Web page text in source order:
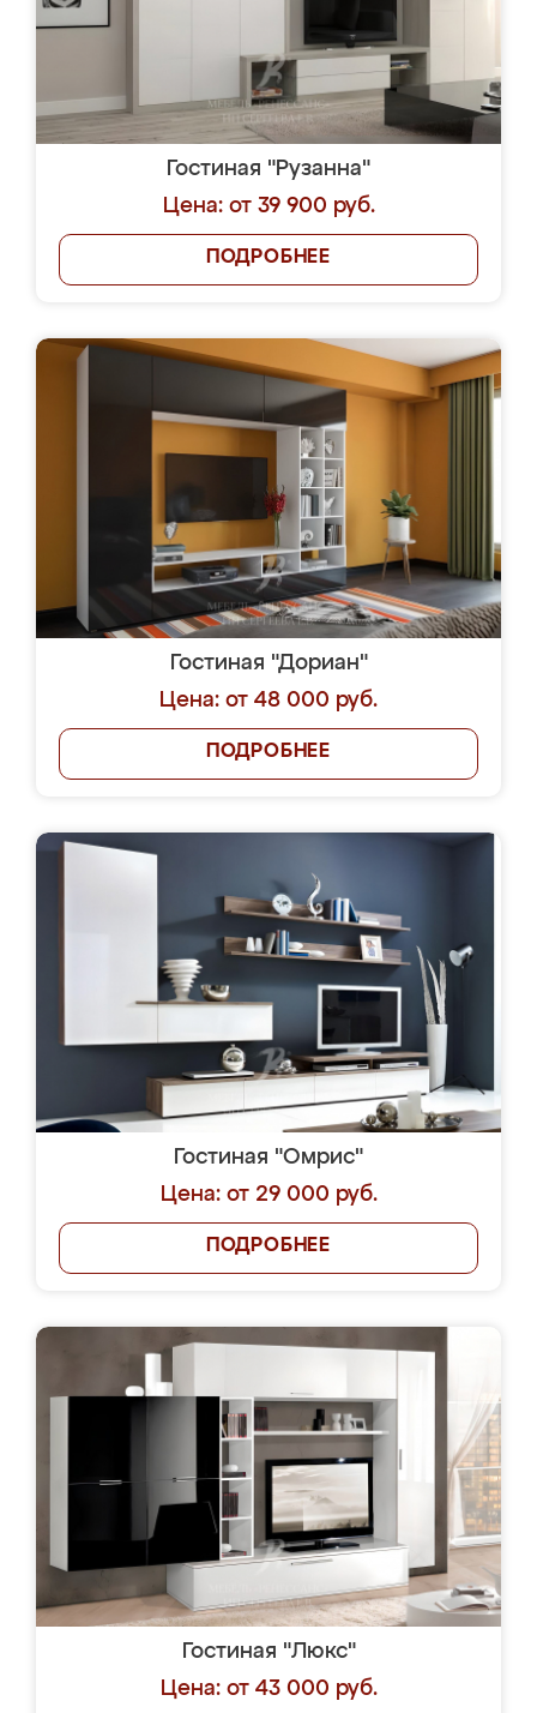
Гостиная "Рузанна"
Цена: от 39 900 руб.
ПОДРОБНЕЕ
Гостиная "Дориан"
Цена: от 48 000 руб.
ПОДРОБНЕЕ
Гостиная "Омрис"
Цена: от 29 000 руб.
ПОДРОБНЕЕ
Гостиная "Люкс"
Цена: от 43 000 руб.